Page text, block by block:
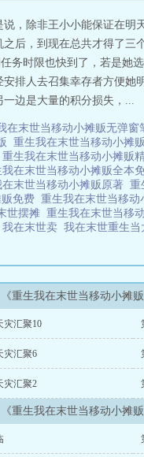
，除非王小小能保证在
后，到现在总共才得了
务时限也快到了，若是
排人去召集幸存者方便
边是大量的积分损失，...
在末世当移动小摊贩无弹窗
重生我在末世当移动小摊
重生我在末世当移动小摊贩
我在末世当移动小摊贩全本
在末世当移动小摊贩原著 重
免费 重生我在末世当移动
世摆摊 重生我在末世当移
我在末世卖 我在末世重生当
《重生我在末世当移动小摊
灾汇聚10
灾汇聚6
灾汇聚2
《重生我在末世当移动小摊